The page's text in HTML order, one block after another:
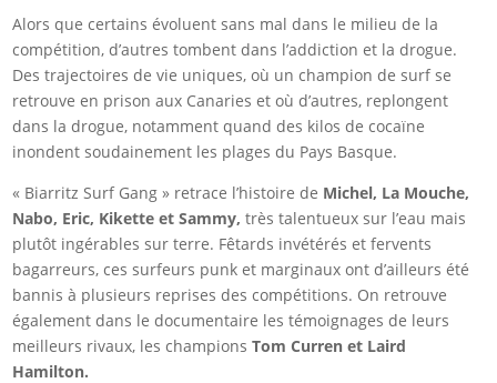
Alors que certains évoluent sans mal dans le milieu de la
compétition, d’autres tombent dans l’addiction et la drogue.
Des trajectoires de vie uniques, où un champion de surf se
retrouve en prison aux Canaries et où d’autres, replongent
dans la drogue, notamment quand des kilos de cocaïne
inondent soudainement les plages du Pays Basque.
« Biarritz Surf Gang » retrace l’histoire de Michel, La Mouche,
Nabo, Eric, Kikette et Sammy,très talentueux sur l’eau mais
plutôt ingérables sur terre. Fêtards invétérés et fervents
bagarreurs, ces surfeurs punk et marginaux ont d’ailleurs été
bannis à plusieurs reprises des compétitions. On retrouve
également dans le documentaire les témoignages de leurs
meilleurs rivaux, les championsTom Curren et Laird
Hamilton.